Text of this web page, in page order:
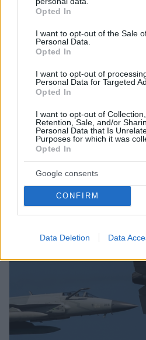
grant or deny consent to Google
use your data for below specified
consent section.
Opted In
I want to opt-out of the Sale
Personal Data.
Opted In
I want to opt-out of
Personal Data for Targeted
Opted In
I want to opt-out of Collection,
Retention, Sale, and/or
Personal Data that Is
Purposes for which it was
Opted In
Google consents
CONFIRM
Data Deletion Data
δικαιώματα των γυναικών
Λίγες δεκάδες ανθρωποι
ασφαλείας - Πολλοί
συλληφθούν
10.06.2026, 18:25